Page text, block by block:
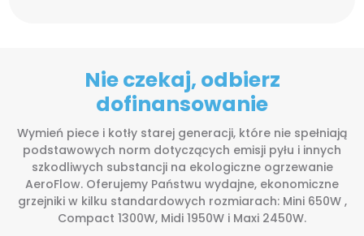
Nie czekaj, odbierz
dofinansowanie
Wymień piece i kotły starej generacji, które nie spełniają
podstawowych norm dotyczących emisji pyłu i innych
szkodliwych substancji na ekologiczne ogrzewanie
AeroFlow. Oferujemy Państwu wydajne, ekonomiczne
grzejniki w kilku standardowych rozmiarach: Mini 650W ,
Compact 1300W, Midi 1950W i Maxi 2450W.